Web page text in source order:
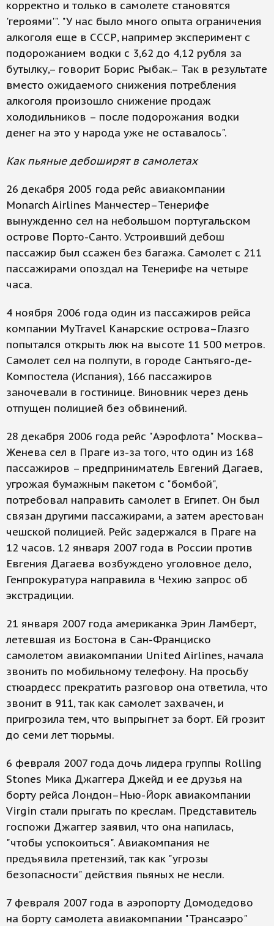
корректно и только в самолете становятся
'героями'". "У нас было много опыта ограничения
алкоголя еще в СССР, например эксперимент с
подорожанием водки с 3,62 до 4,12 рубля за
бутылку,– говорит Борис Рыбак.– Так в результате
вместо ожидаемого снижения потребления
алкоголя произошло снижение продаж
холодильников – после подорожания водки
денег на это у народа уже не оставалось".
Как пьяные дебоширят в самолетах
26 декабря 2005 года рейс авиакомпании
Monarch Airlines Манчестер–Тенерифе
вынужденно сел на небольшом португальском
острове Порто-Санто. Устроивший дебош
пассажир был ссажен без багажа. Самолет с 211
пассажирами опоздал на Тенерифе на четыре
часа.
4 ноября 2006 года один из пассажиров рейса
компании MyTravel Канарские острова–Глазго
попытался открыть люк на высоте 11 500 метров.
Самолет сел на полпути, в городе Сантьяго-де-
Компостела (Испания), 166 пассажиров
заночевали в гостинице. Виновник через день
отпущен полицией без обвинений.
28 декабря 2006 года рейс "Аэрофлота" Москва–
Женева сел в Праге из-за того, что один из 168
пассажиров – предприниматель Евгений Дагаев,
угрожая бумажным пакетом с "бомбой",
потребовал направить самолет в Египет. Он был
связан другими пассажирами, а затем арестован
чешской полицией. Рейс задержался в Праге на
12 часов. 12 января 2007 года в России против
Евгения Дагаева возбуждено уголовное дело,
Генпрокуратура направила в Чехию запрос об
экстрадиции.
21 января 2007 года американка Эрин Ламберт,
летевшая из Бостона в Сан-Франциско
самолетом авиакомпании United Airlines, начала
звонить по мобильному телефону. На просьбу
стюардесс прекратить разговор она ответила, что
звонит в 911, так как самолет захвачен, и
пригрозила тем, что выпрыгнет за борт. Ей грозит
до семи лет тюрьмы.
6 февраля 2007 года дочь лидера группы Rolling
Stones Мика Джаггера Джейд и ее друзья на
борту рейса Лондон–Нью-Йорк авиакомпании
Virgin стали прыгать по креслам. Представитель
госпожи Джаггер заявил, что она напилась,
"чтобы успокоиться". Авиакомпания не
предъявила претензий, так как "угрозы
безопасности" действия пьяных не несли.
7 февраля 2007 года в аэропорту Домодедово
на борту самолета авиакомпании "Трансаэро"